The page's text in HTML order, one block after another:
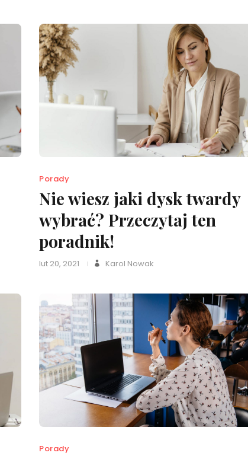
Porady
Nie wiesz jaki dysk twardy
wybrać? Przeczytaj ten
poradnik!
lut 20, 2021 Karol Nowak
Porady